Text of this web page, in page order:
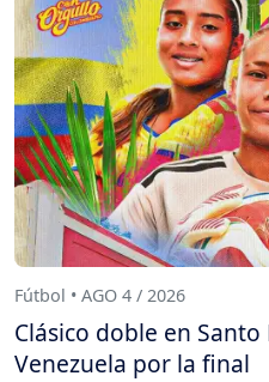
Fútbol • AGO 4 / 2026
Clásico doble en
Venezuela por la final